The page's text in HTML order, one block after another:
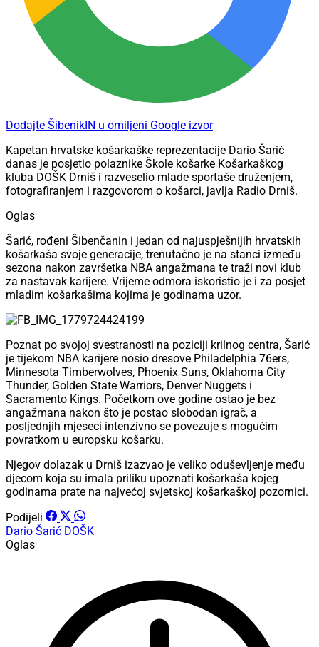
Dodajte ŠibenikIN u omiljeni Google izvor
Kapetan hrvatske košarkaške reprezentacije Dario Šarić
danas je posjetio polaznike Škole košarke Košarkaškog
kluba DOŠK Drniš i razveselio mlade sportaše druženjem,
fotografiranjem i razgovorom o košarci, javlja Radio Drniš.
Oglas
Šarić, rođeni Šibenčanin i jedan od najuspješnijih hrvatskih
košarkaša svoje generacije, trenutačno je na stanci između
sezona nakon završetka NBA angažmana te traži novi klub
za nastavak karijere. Vrijeme odmora iskoristio je i za posjet
mladim košarkašima kojima je godinama uzor.
Poznat po svojoj svestranosti na poziciji krilnog centra, Šarić
je tijekom NBA karijere nosio dresove Philadelphia 76ers,
Minnesota Timberwolves, Phoenix Suns, Oklahoma City
Thunder, Golden State Warriors, Denver Nuggets i
Sacramento Kings. Početkom ove godine ostao je bez
angažmana nakon što je postao slobodan igrač, a
posljednjih mjeseci intenzivno se povezuje s mogućim
povratkom u europsku košarku.
Njegov dolazak u Drniš izazvao je veliko oduševljenje među
djecom koja su imala priliku upoznati košarkaša kojeg
godinama prate na najvećoj svjetskoj košarkaškoj pozornici.
Podijeli
Dario Šarić DOŠK
Oglas